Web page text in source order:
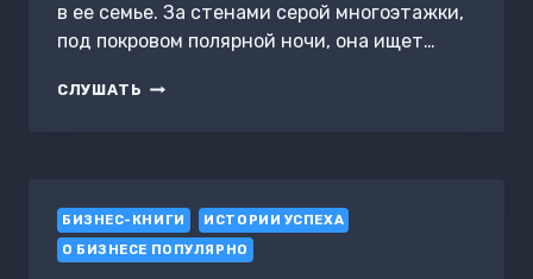
в ее семье. За стенами серой многоэтажки,
под покровом полярной ночи, она ищет…
СЛУШАТЬ ЛЕДЯНОЕ
БИЗНЕС-КНИГИ
ИСТОРИИ УСПЕХА
О БИЗНЕСЕ ПОПУЛЯРНО